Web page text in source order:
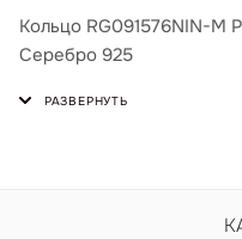
Кольцо RG091576NIN-M
Серебро 925